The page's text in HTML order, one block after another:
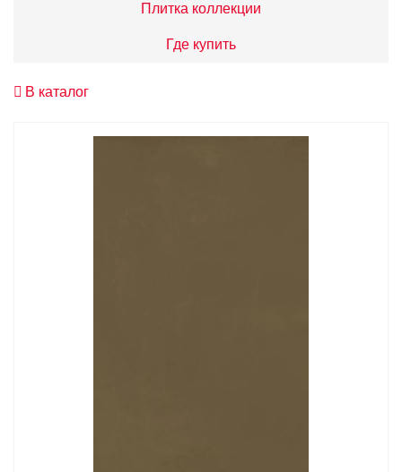
Адреса салонов
Плитка коллекции
Где купить
В каталог